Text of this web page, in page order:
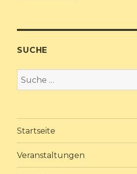
SUCHE
Suche
nach:
Startseite
Veranstaltungen